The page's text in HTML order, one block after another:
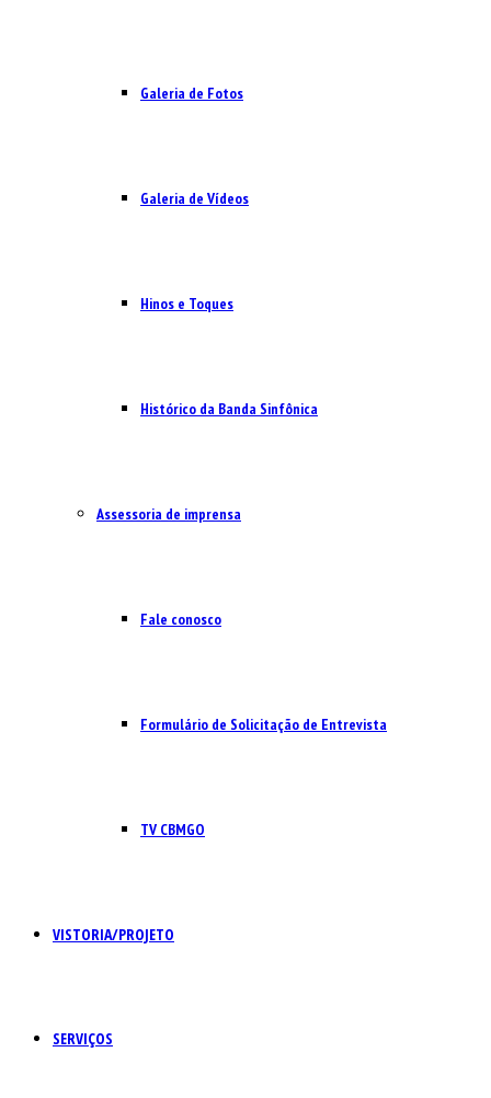
Galeria de Fotos
Galeria de Vídeos
Hinos e Toques
Histórico da Banda Sinfônica
Assessoria de imprensa
Fale conosco
Formulário de Solicitação de Entrevista
TV CBMGO
VISTORIA/PROJETO
SERVIÇOS